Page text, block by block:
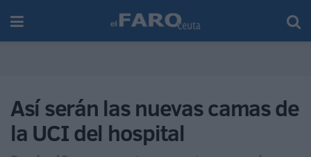
Así serán las nuevas camas de
la UCI del hospital